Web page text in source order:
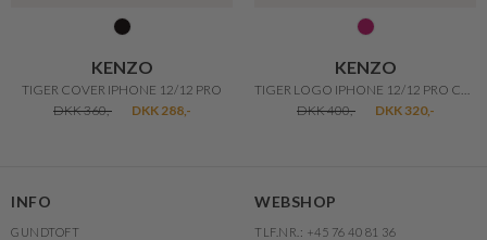
KENZO
TIGER COVER IPHONE 12/12 PRO
DKK 360,-
DKK 288,-
KENZO
DKK 400,-
DKK 320,-
INFO
GUNDTOFT
WEBSHOP
TLF.NR.: +45 76 40 81 36